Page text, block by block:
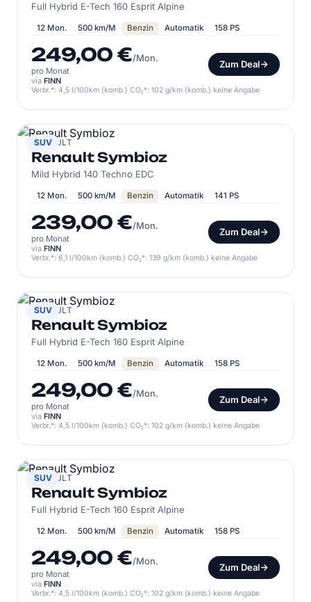
Full Hybrid E-Tech 160 Esprit Alpine
12 Mon. 500 km/M Benzin Automatik 158 PS
249,00 €/Mon.
pro Monat
Zum Deal
via FINN
Verbr.*: 4,5 l/100km (komb.) CO₂*: 102 g/km (komb.) keine Angabe
SUV
RENAULT
Renault Symbioz
Mild Hybrid 140 Techno EDC
12 Mon. 500 km/M Benzin Automatik 141 PS
239,00 €/Mon.
pro Monat
Zum Deal
via FINN
Verbr.*: 6,1 l/100km (komb.) CO₂*: 139 g/km (komb.) keine Angabe
SUV
RENAULT
Renault Symbioz
Full Hybrid E-Tech 160 Esprit Alpine
12 Mon. 500 km/M Benzin Automatik 158 PS
249,00 €/Mon.
pro Monat
Zum Deal
via FINN
Verbr.*: 4,5 l/100km (komb.) CO₂*: 102 g/km (komb.) keine Angabe
SUV
RENAULT
Renault Symbioz
Full Hybrid E-Tech 160 Esprit Alpine
12 Mon. 500 km/M Benzin Automatik 158 PS
249,00 €/Mon.
pro Monat
Zum Deal
via FINN
Verbr.*: 4,5 l/100km (komb.) CO₂*: 102 g/km (komb.) keine Angabe